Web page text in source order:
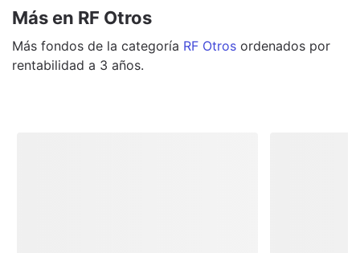
Más en RF Otros
Más fondos de la categoría RF Otros ordenados por
rentabilidad a 3 años.